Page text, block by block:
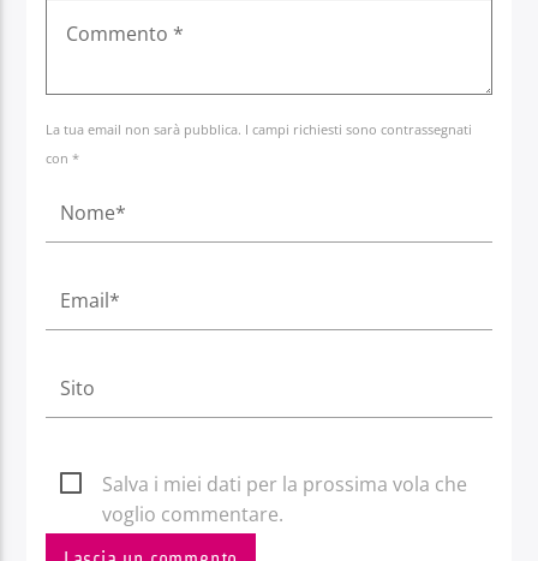
La tua email non sarà pubblica. I campi richiesti sono contrassegnati
con *
Salva i miei dati per la prossima vola che
voglio commentare.